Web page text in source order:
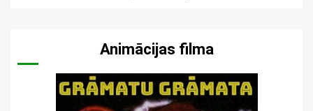
Animācijas filma